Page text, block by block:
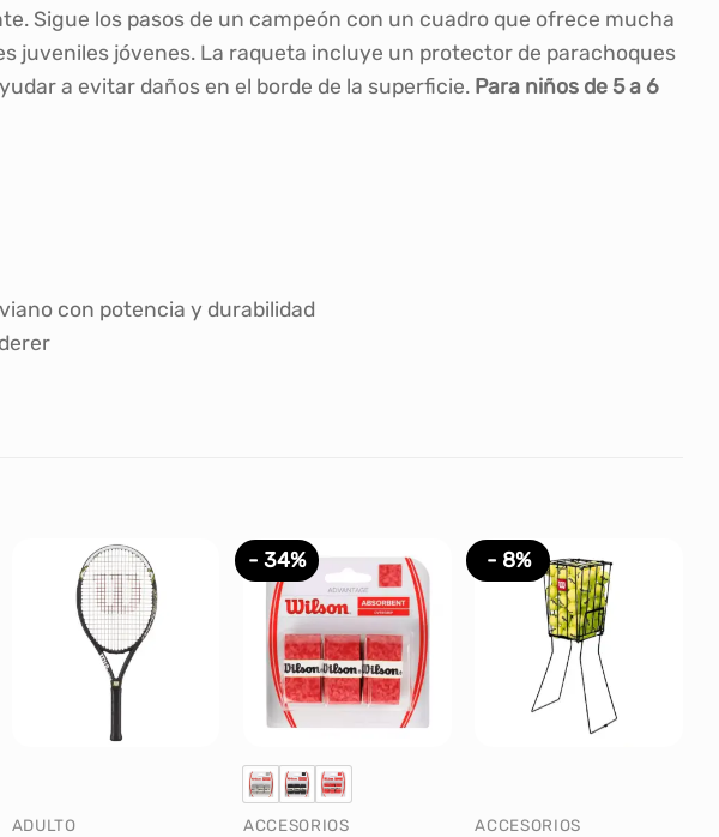
Sigue los pasos de un campeón con un cuadro que ofrece mucha
juveniles jóvenes. La raqueta incluye un protector de parachoques
a evitar daños en el borde de la superficie. Para niños de 5 a 6
con potencia y durabilidad
ADULTO
- 34%
ACCESORIOS
- 8%
ACCESORIOS